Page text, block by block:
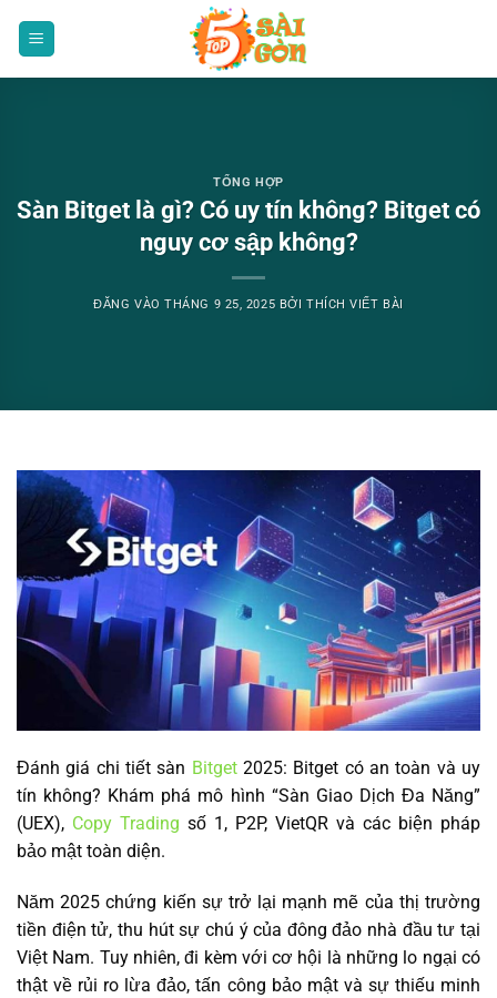
TỔNG HỢP
Sàn Bitget là gì? Có uy tín không? Bitget có
nguy cơ sập không?
ĐĂNG VÀOTHÁNG 9 25, 2025 BỞI THÍCH VIẾT BÀI
Đánh giá chi tiết sàn Bitget2025: Bitget có an toàn và uy
tín không? Khám phá mô hình “Sàn Giao Dịch Đa Năng”
(UEX), Copy Trading số 1, P2P, VietQR và các biện pháp
bảo mật toàn diện.
Năm 2025 chứng kiến sự trở lại mạnh mẽ của thị trường
tiền điện tử, thu hút sự chú ý của đông đảo nhà đầu tư tại
Việt Nam. Tuy nhiên, đi kèm với cơ hội là những lo ngại có
thật về rủi ro lừa đảo, tấn công bảo mật và sự thiếu minh